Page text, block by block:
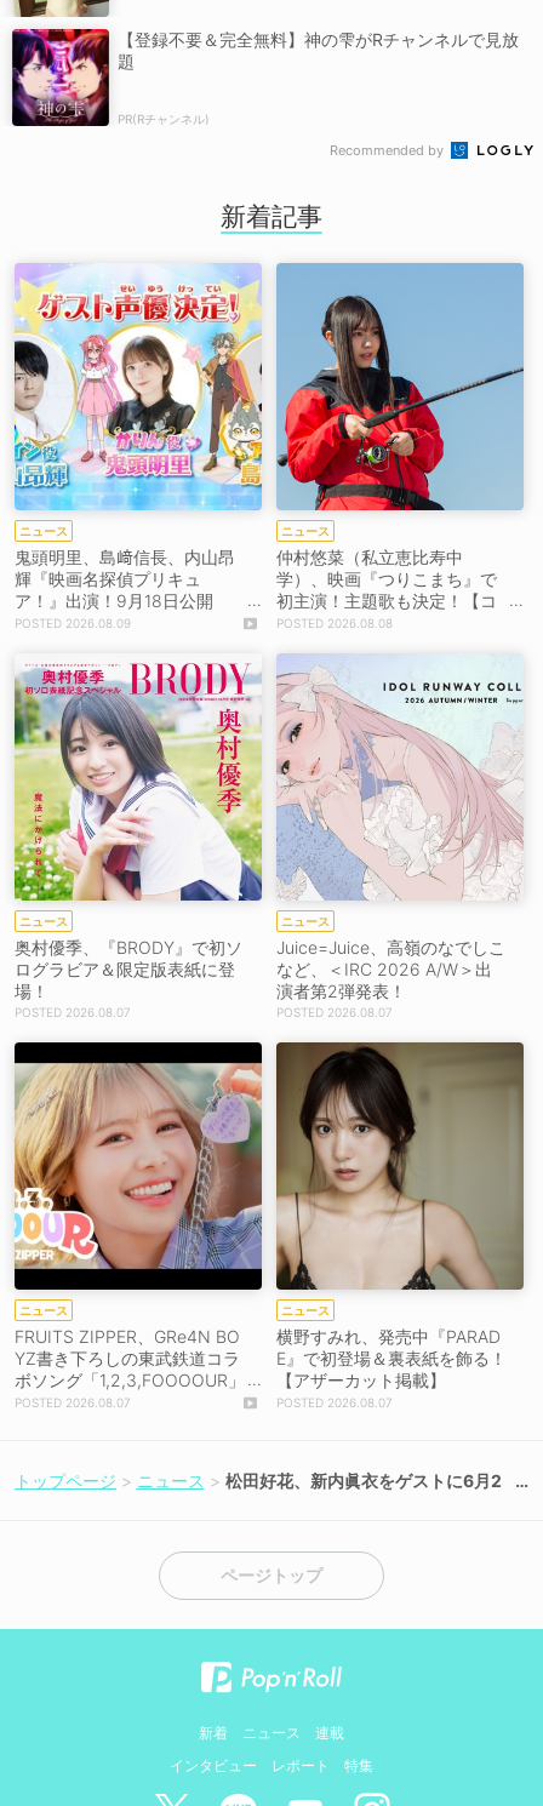
【登録不要＆完全無料】神の雫がRチャンネルで見放
題
PR(Rチャンネル)
Recommended by
新着記事
ニュース
鬼頭明里、島﨑信長、内山昂
輝『映画名探偵プリキュ
ア！』出演！9月18日公開
【コメントあり】
2026.08.09
ニュース
仲村悠菜（私立恵比寿中
学）、映画『つりこまち』で
初主演！主題歌も決定！【コ
メントあり】
2026.08.08
ニュース
奥村優季、『BRODY』で初ソ
ログラビア＆限定版表紙に登
場！
2026.08.07
ニュース
Juice=Juice、高嶺のなでしこ
など、＜IRC 2026 A/W＞出
演者第2弾発表！
2026.08.07
ニュース
FRUITS ZIPPER、GRe4N BO
YZ書き下ろしの東武鉄道コラ
ボソング「1,2,3,FOOOOUR」
をリリース＆MV公開！
2026.08.07
ニュース
横野すみれ、発売中『PARAD
E』で初登場＆裏表紙を飾る！
【アザーカット掲載】
2026.08.07
トップページ ニュース
松田好花、新内眞衣をゲストに6月2
ページトップ
新着 ニュース
連載
インタビュー
レポート 特集